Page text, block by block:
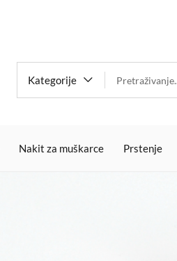
Kategorije
Nakit za muškarce Prstenje